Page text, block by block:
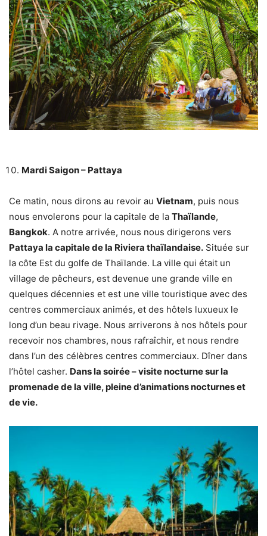
Mardi Saigon – Pattaya
Ce matin, nous dirons au revoir au Vietnam, puis nous
nous envolerons pour la capitale de la Thaïlande,
Bangkok. A notre arrivée, nous nous dirigerons vers
Pattaya la capitale de la Riviera thaïlandaise. Située sur
la côte Est du golfe de Thaïlande. La ville qui était un
village de pêcheurs, est devenue une grande ville en
quelques décennies et est une ville touristique avec des
centres commerciaux animés, et des hôtels luxueux le
long d’un beau rivage. Nous arriverons à nos hôtels pour
recevoir nos chambres, nous rafraîchir, et nous rendre
dans l’un des célèbres centres commerciaux. Dîner dans
l’hôtel casher. Dans la soirée – visite nocturne sur la
promenade de la ville, pleine d’animations nocturnes et
de vie.